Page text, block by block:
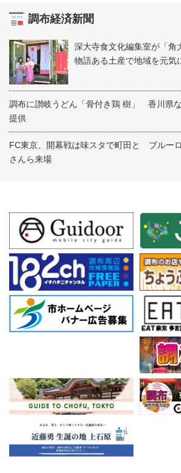
調布経済新聞
深大寺食文化編集室が「
物語ある土産で地域を元気
調布に讃岐うどん「骨付き鶏 樹」 香川県
提供
FC東京、開幕戦は味スタで町田と ブルー
さんら来場